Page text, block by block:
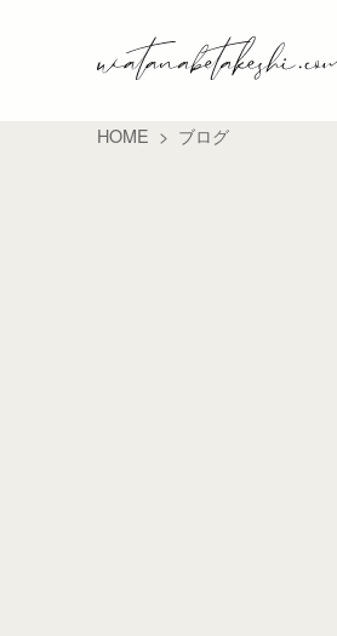
HOME ブログ